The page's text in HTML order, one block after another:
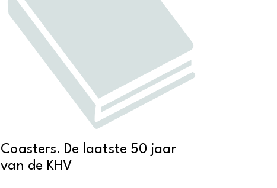
Coasters. De laatste 50 jaar
van de KHV